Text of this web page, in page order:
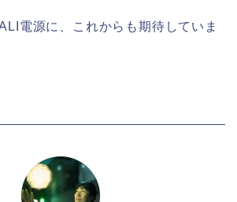
電源に、これからも期待していま